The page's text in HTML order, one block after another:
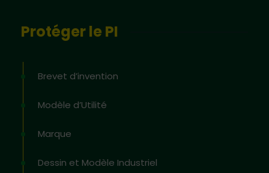
Protéger le PI
Brevet d’invention
Modèle d’Utilité
Marque
Dessin et Modèle Industriel